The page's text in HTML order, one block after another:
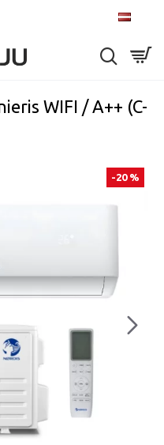
WIFI / A++ (C-
-20 %